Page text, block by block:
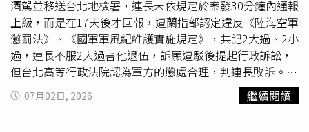
家綁架」，而小馬可仕則表示，政府只是履行國際司法合作
義務，雙方衝突持續升高，也使彈劾案被視為兩大政治世家
的全面對決。菲律賓副總統薩拉杜特蒂彈劾案正式開審，審
判結果被視為攸關2028年總統大選的重要政治分水嶺。政
治角力如今更延燒至參議院。近期參議院領導權兩度易手，
原本由親杜特蒂陣營掌握的優勢逐漸鬆動，對手陣營成功推
舉參議員張僑偉（Sherwin Gatchalian）擔任參議長。此
團快速擴張後，旗下多處漁電共生案場陸續遭質疑「有電無
魚」，部分養殖成果未達主管機關要求，導致光電場遭撤照
或取消資格，多個案場停擺，營運狀況急轉直下。去年誠新
更爆出積欠下游承包商工程款逾10億元，受害多為中小型工
程業者，不少包商成立自救會追討欠款，雖歷經多次協商，
仍有大筆款項未獲清償。集團內部也傳出員工福利、年終獎
金跳票，不少工程師與員工相繼離職，營運幾近停擺。如今
酒駕並移送台北地檢署，連長未依規定於案發30分鐘內通報
上級，而是在17天後才回報，遭蘭指部認定違反《陸海空軍
懲罰法》、《國軍軍風紀維護實施規定》，共記2大過、2小
過，連長不服2大過害他退伍，訴願遭駁後提起行政訴訟，
但台北高等行政法院認為軍方的懲處合理，判連長敗訴。酒
駕女士官曾上過新聞，2020年蘭指部執行反擊待機位置遂
行戰力防護任務，其中一輛開出營區的M60A3戰車就由本案
07月02日, 2026 繼續閱讀